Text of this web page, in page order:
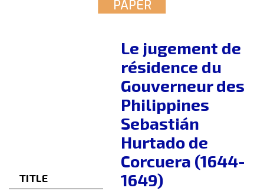
PAPER
TITLE
Le jugement de
résidence du
Gouverneur des
Philippines
Sebastián
Hurtado de
Corcuera (1644-
1649)